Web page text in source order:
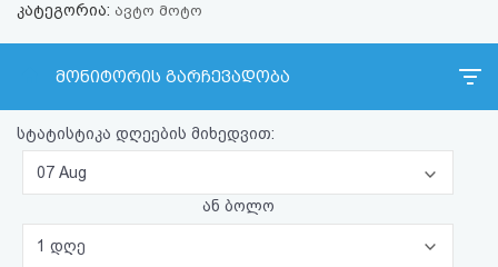
კითხვა-
პასუხი
ავტორიზაცია
რეგისტრაცია
პაროლის
კატეგორია: ავტო მოტო
მონიტორის გარჩევადობა
სტატისტიკა დღეების მიხედვით:
07 Aug
ან ბოლო
1 დღე